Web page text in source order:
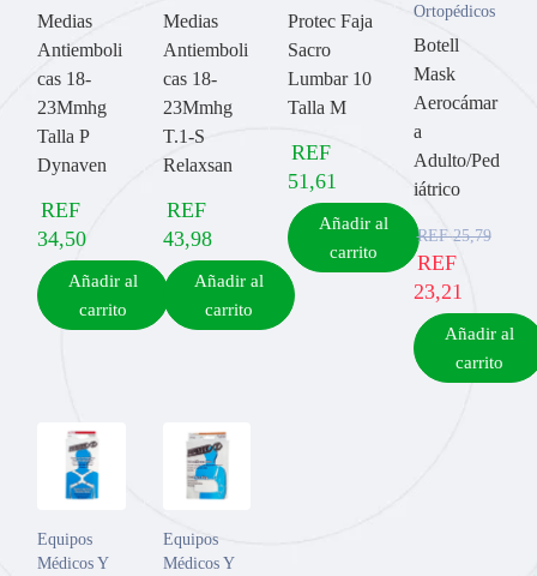
Medias
Antiemboli
cas 18-
23Mmhg
Talla P
Dynaven
REF
34,50
Añadir al
carrito
Medias
Antiemboli
cas 18-
23Mmhg
T.1-S
Relaxsan
REF
43,98
Añadir al
carrito
Protec Faja
Sacro
Lumbar 10
Talla M
REF
51,61
Añadir al
carrito
Ortopédicos
Botell
Mask
Aerocámar
a
Adulto/Ped
iátrico
REF25,79
REF
23,21
Añadir al
carrito
Equipos
Médicos Y
Equipos
Médicos Y